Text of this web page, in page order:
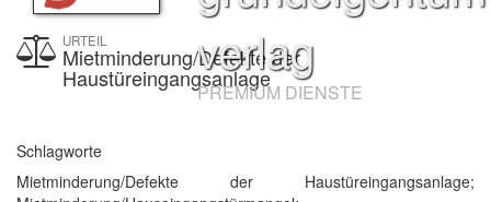
verlag
PREMIUM DIENSTE
URTEIL
Mietminderung/Defekte der
Haustüreingangsanlage
Schlagworte
Mietminderung/Defekte der Haustüreingangsanlage;